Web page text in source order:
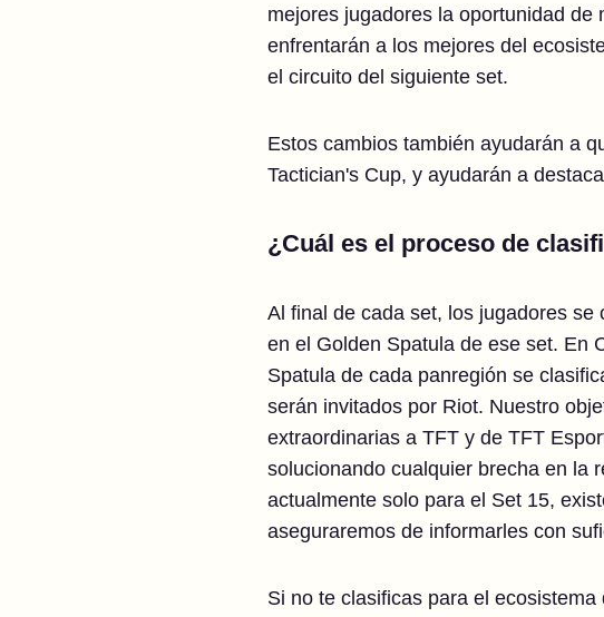
mejores jugadores la oportunidad
enfrentarán a los mejores del
el circuito del siguiente set.
Estos cambios también ayudarán a
Tactician's Cup, y ayudarán a
¿Cuál es el proceso de
Al final de cada set, los jugadores
en el Golden Spatula de ese set. En
Spatula de cada panregión se
serán invitados por Riot. Nuestro
extraordinarias a TFT y de TFT
solucionando cualquier brecha en la
actualmente solo para el Set 15,
aseguraremos de informarles con
Si no te clasificas para el